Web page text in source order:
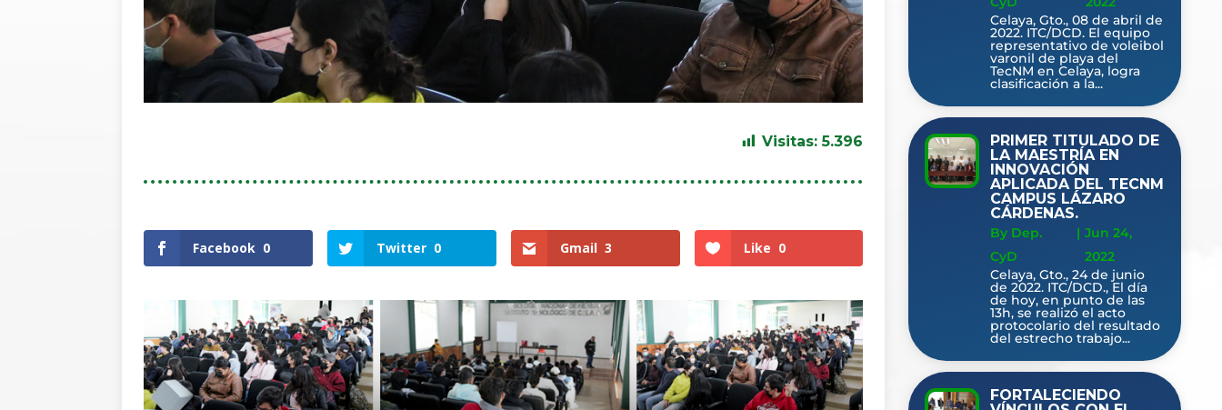
Visitas: 5.396
Facebook 0 Twitter 0 Gmail 3 Like 0
Celaya, Gto., 08 de abril de
2022. ITC/DCD. El equipo
representativo de voleibol
varonil de playa del
TecNM en Celaya, logra
clasificación a la...
PRIMER TITULADO DE
LA MAESTRÍA EN
INNOVACIÓN
APLICADA DEL TECNM
CAMPUS LÁZARO
CÁRDENAS.
By Dep.
CyD
| Jun 24,
2022
Celaya, Gto., 24 de junio
de 2022. ITC/DCD., El día
de hoy, en punto de las
13h, se realizó el acto
protocolario del resultado
del estrecho trabajo...
FORTALECIENDO